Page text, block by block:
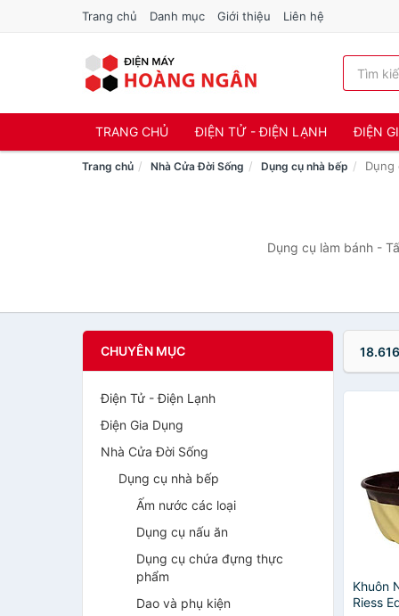
Trang chủ Danh mục Giới thiệu Liên hệ
TRANG CHỦ ĐIỆN TỬ - ĐIỆN LẠNH ĐIỆN
Trang chủ Nhà Cửa Đời Sống Dụng cụ nhà bếp Dụng
Dụng cụ làm bánh -
CHUYÊN MỤC
Điện Tử - Điện Lạnh
Điện Gia Dụng
Nhà Cửa Đời Sống
Dụng cụ nhà bếp
Ấm nước các loại
Dụng cụ nấu ăn
Dụng cụ chứa đựng thực
phẩm
Dao và phụ kiện
18.616
Khuôn
Riess